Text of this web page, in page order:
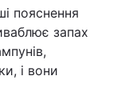
пояснення
запах
і вони